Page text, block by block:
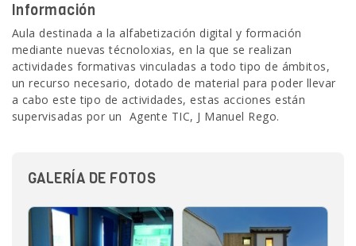
Información
Aula destinada a la alfabetización digital y formación
mediante nuevas técnoloxias, en la que se realizan
actividades formativas vinculadas a todo tipo de ámbitos,
un recurso necesario, dotado de material para poder llevar
a cabo este tipo de actividades, estas acciones están
supervisadas por un Agente TIC, J Manuel Rego.
GALERÍA DE FOTOS